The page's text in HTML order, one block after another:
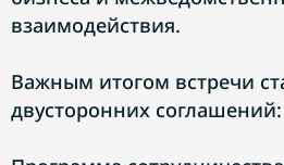
взаимодействия.
Важным итогом встречи
двусторонних соглашений: